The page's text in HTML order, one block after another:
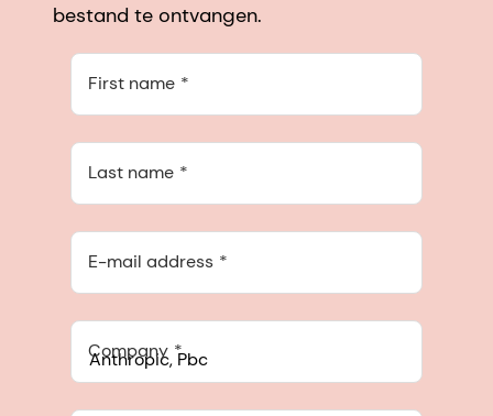
bestand te ontvangen.
First name
Last name
E-mail address
Company